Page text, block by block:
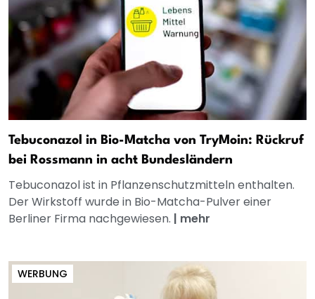
Tebuconazol in Bio-Matcha von TryMoin: Rückruf
bei Rossmann in acht Bundesländern
Tebuconazol ist in Pflanzenschutzmitteln enthalten.
Der Wirkstoff wurde in Bio-Matcha-Pulver einer
Berliner Firma nachgewiesen. | mehr
WERBUNG